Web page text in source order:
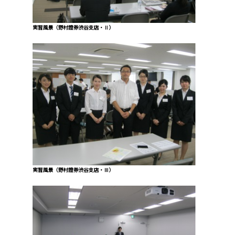
実習風景（野村證券渋谷支店・Ⅱ）
実習風景（野村證券渋谷支店・Ⅲ）